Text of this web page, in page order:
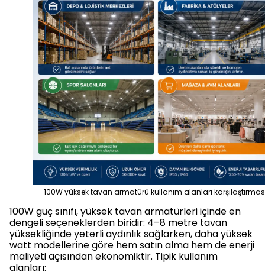
100W yüksek tavan armatürü kullanım alanları
100W güç sınıfı, yüksek tavan armatürleri içinde en
dengeli seçeneklerden biridir: 4–8 metre tavan
yüksekliğinde yeterli aydınlık sağlarken, daha yüksek
watt modellerine göre hem satın alma hem de enerji
maliyeti açısından ekonomiktir. Tipik kullanım
alanları: